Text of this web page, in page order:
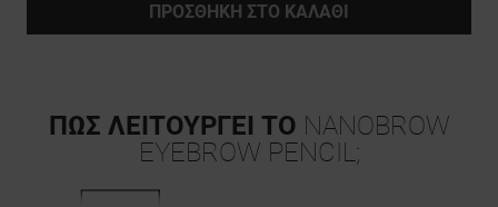
ΠΡΟΣΘΉΚΗ ΣΤΟ ΚΑΛΆΘΙ
ΠΏΣ ΛΕΙΤΟΥΡΓΕΊ ΤΟ NANOBROW
EYEBROW PENCIL;